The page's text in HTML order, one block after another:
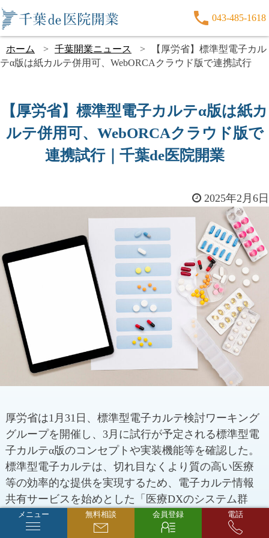
043-485-1618
ホーム 千葉開業ニュース
【厚労省】標準型電子カル
テα版は紙カルテ併用可、WebORCAクラウド版で連携試行
【厚労省】標準型電子カルテα版は紙カ
ルテ併用可、WebORCAクラウド版で
連携試行｜千葉de医院開業
2025年2月6日
厚労省は1月31日、標準型電子カルテ検討ワーキング
グループを開催し、3月に試行が予定される標準型電
子カルテα版のコンセプトや実装機能等を確認した。
標準型電子カルテは、切れ目なくより質の高い医療
等の効率的な提供を実現するため、電子カルテ情報
共有サービスを始めとした「医療DXのシステム群
（全国医療情報プラットフォーム）につながり情報
の共有が可能な電子カルテ」、併せて、医療機関等
メニュー 無料相談 会員登録 電話